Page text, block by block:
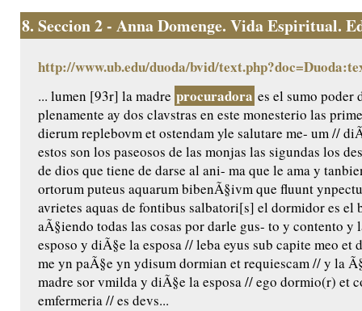
8. Seccion 2 - Anna Domenge. Vida Espiritual.
http://www.ub.edu/duoda/bvid/
... lumen [93r] la madre procuradora es el sumo poder
plenamente ay dos clavstras en este monesterio las
dierum replebovm et ostendam yle salutare me- um //
estos son los paseosos de las monjas las sigundas los
de dios que tiene de darse al ani- ma que le ama y
ortorum puteus aquarum bibenÃ§ivm que fluunt
avrietes aquas de fontibus salbatori[s] el dormidor es el
aÃ§iendo todas las cosas por darle gus- to y contento y
esposo y diÃ§e la esposa // leba eyus sub capite meo et
me yn paÃ§e yn ydisum dormian et requiescam // y la
madre sor vmilda y diÃ§e la esposa // ego dormio(r) et
emfermeria // es devs...